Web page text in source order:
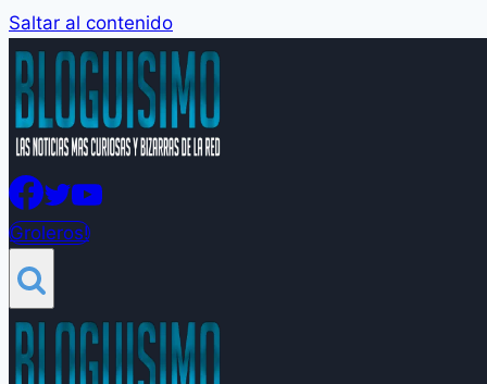
Saltar al contenido
Groleros!